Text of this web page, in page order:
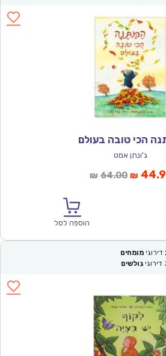
הכי טובה בעולם
ג'ונתן אמט
₪ 64.00המחיר
₪
הוספה לסל
דירוגי מומחים
דירוגי גולשים